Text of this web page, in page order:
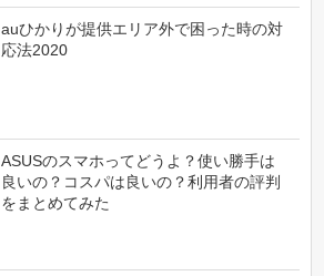
auひかりが提供エリア外で困った時の対
応法2020
ASUSのスマホってどうよ？使い勝手は
良いの？コスパは良いの？利用者の評判
をまとめてみた